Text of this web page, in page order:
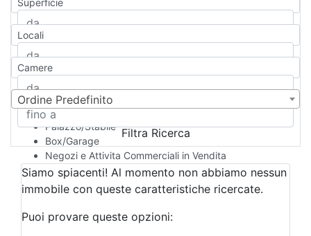
Casa Semi-indipendente
Attico/Mansarda
Rustico/Casale
Camera d'Albergo
Multiproprietà
Palazzo/Stabile
Box/Garage
Negozi e Attivita Commerciali in Vendita
Qualsiasi
Attività/Licenza Commerciale
Azienda Agricola
Bar/Ristorante
Superficie
Locali
Camere
Ordine Predefinito
Filtra Ricerca
Siamo spiacenti! Al momento non abbiamo nessun
immobile con queste caratteristiche ricercate.
Puoi provare queste opzioni: